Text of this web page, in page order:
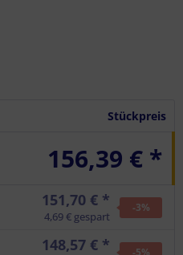
Stückpreis
156,39 € *
151,70 € *
4,69 € gespart
-3%
148,57 € * -5%